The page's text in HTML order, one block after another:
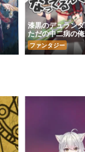
漆黒のデュラン
ただの中二病の
祭りあげられて
～
ファンタジー